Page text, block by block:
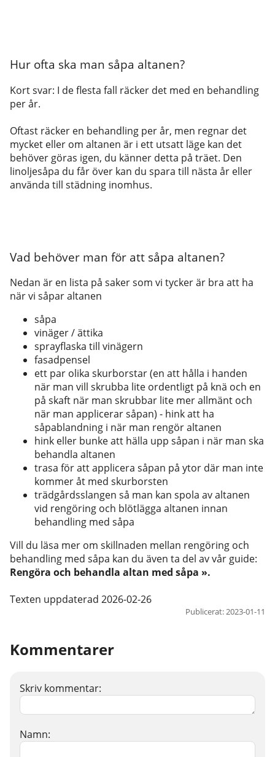
Hur ofta ska man såpa altanen?
Kort svar: I de flesta fall räcker det med en behandling
per år.
Oftast räcker en behandling per år, men regnar det
mycket eller om altanen är i ett utsatt läge kan det
behöver göras igen, du känner detta på träet. Den
linoljesåpa du får över kan du spara till nästa år eller
använda till städning inomhus.
Vad behöver man för att såpa altanen?
Nedan är en lista på saker som vi tycker är bra att ha
när vi såpar altanen
såpa
vinäger / ättika
sprayflaska till vinägern
fasadpensel
ett par olika skurborstar (en att hålla i handen
när man vill skrubba lite ordentligt på knä och en
på skaft när man skrubbar lite mer allmänt och
när man applicerar såpan) - hink att ha
såpablandning i när man rengör altanen
hink eller bunke att hälla upp såpan i när man ska
behandla altanen
trasa för att applicera såpan på ytor där man inte
kommer åt med skurborsten
trädgårdsslangen så man kan spola av altanen
vid rengöring och blötlägga altanen innan
behandling med såpa
Vill du läsa mer om skillnaden mellan rengöring och
behandling med såpa kan du även ta del av vår guide:
Rengöra och behandla altan med såpa ».
Texten uppdaterad 2026-02-26
Publicerat: 2023-01-11
Kommentarer
Skriv kommentar:
Namn: